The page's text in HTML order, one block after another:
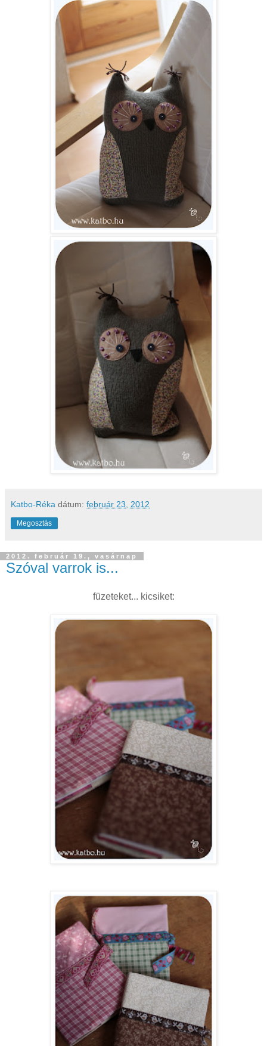
Katbo-Réka dátum: február 23, 2012
Megosztás
2012. február 19., vasárnap
Szóval varrok is...
füzeteket... kicsiket: